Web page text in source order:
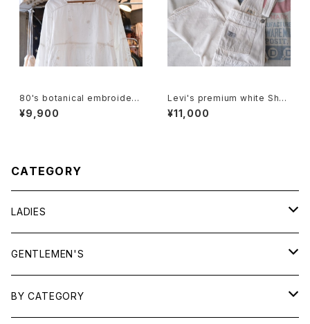
80's botanical embroidere
d Indian cotton pullover Bl
ouse
¥9,900
Levi's premium white Shor
talls
¥11,000
CATEGORY
LADIES
TOPS
SHIRTS
OUTERWEAR
GENTLEMEN'S
TOPS
BY CATEGORY